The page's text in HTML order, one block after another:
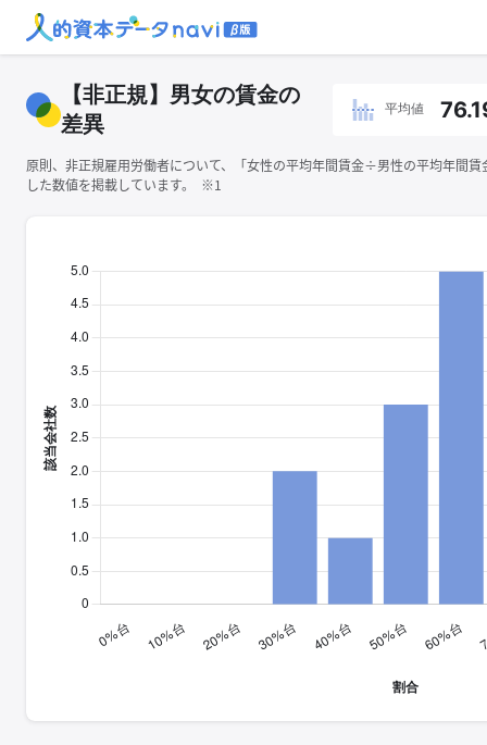
【非正規】男女の賃金の
差異
平均値
原則、非正規雇用労働者について、「女性の平均年間賃金÷男性の平均年間
した数値を掲載しています。 ※1